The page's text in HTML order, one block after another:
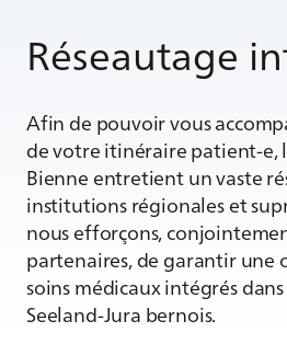
Réseautage
Afin de pouvoir vous
de votre itinéraire patient-e,
Bienne entretient un vaste
institutions régionales et
nous efforçons,
partenaires, de garantir une
soins médicaux intégrés
Seeland-Jura bernois.